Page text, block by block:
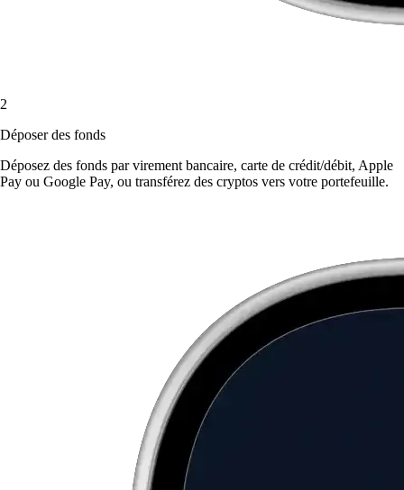
2
Déposer des fonds
Déposez des fonds par virement bancaire, carte de crédit/débit, Apple
Pay ou Google Pay, ou transférez des cryptos vers votre portefeuille.